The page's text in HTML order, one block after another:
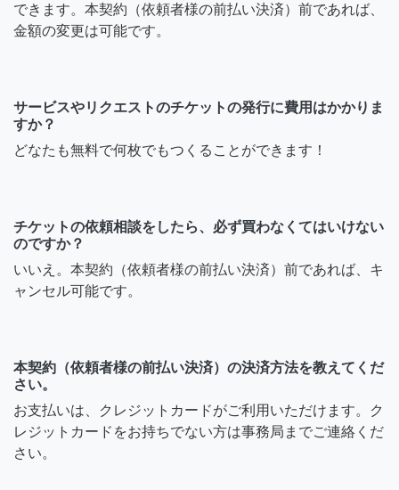
できます。本契約（依頼者様の前払い決済）前であれば、
金額の変更は可能です。
サービスやリクエストのチケットの発行に費用はかかりま
すか？
どなたも無料で何枚でもつくることができます！
チケットの依頼相談をしたら、必ず買わなくてはいけない
のですか？
いいえ。本契約（依頼者様の前払い決済）前であれば、キ
ャンセル可能です。
本契約（依頼者様の前払い決済）の決済方法を教えてくだ
さい。
お支払いは、クレジットカードがご利用いただけます。ク
レジットカードをお持ちでない方は事務局までご連絡くだ
さい。